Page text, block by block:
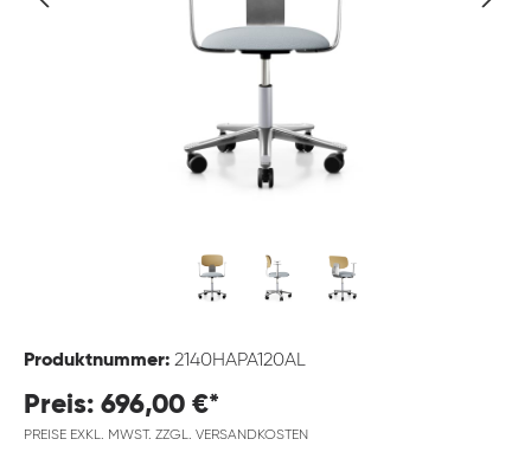
Produktnummer: 2140HAPA120AL
Preis: 696,00 €*
PREISE EXKL. MWST. ZZGL. VERSANDKOSTEN